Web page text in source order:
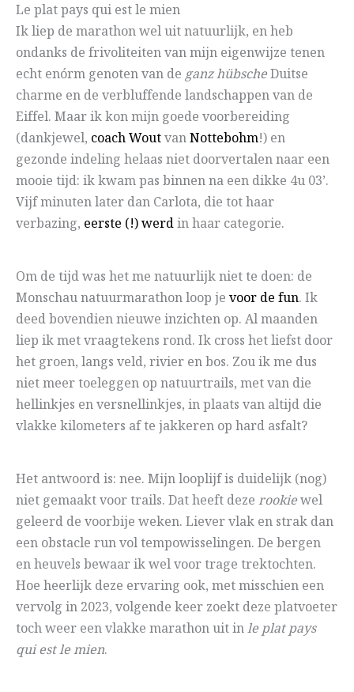
Le plat pays qui est le mien
Ik liep de marathon wel uit natuurlijk, en heb
ondanks de frivoliteiten van mijn eigenwijze tenen
echt enórm genoten van de ganz hübscheDuitse
charme en de verbluffende landschappen van de
Eiffel. Maar ik kon mijn goede voorbereiding
(dankjewel, coach WoutvanNottebohm!) en
gezonde indeling helaas niet doorvertalen naar een
mooie tijd: ik kwam pas binnen na een dikke 4u 03’.
Vijf minuten later dan Carlota, die tot haar
verbazing, eerste (!) werdin haar categorie.
Om de tijd was het me natuurlijk niet te doen: de
Monschau natuurmarathon loop je voor de fun. Ik
deed bovendien nieuwe inzichten op. Al maanden
liep ik met vraagtekens rond. Ik cross het liefst door
het groen, langs veld, rivier en bos. Zou ik me dus
niet meer toeleggen op natuurtrails, met van die
hellinkjes en versnellinkjes, in plaats van altijd die
vlakke kilometers af te jakkeren op hard asfalt?
Het antwoord is: nee. Mijn looplijf is duidelijk (nog)
niet gemaakt voor trails. Dat heeft deze rookiewel
geleerd de voorbije weken. Liever vlak en strak dan
een obstacle run vol tempowisselingen. De bergen
en heuvels bewaar ik wel voor trage trektochten.
Hoe heerlijk deze ervaring ook, met misschien een
vervolg in 2023, volgende keer zoekt deze platvoeter
toch weer een vlakke marathon uit inle plat pays
qui est le mien.